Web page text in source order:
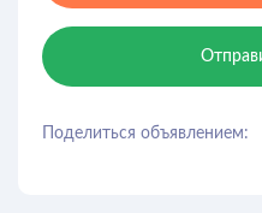
Поделиться объявлением: